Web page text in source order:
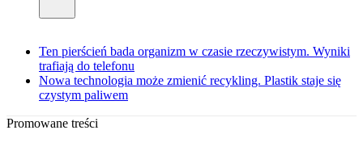
Ten pierścień bada organizm w czasie rzeczywistym. Wyniki
trafiają do telefonu
Nowa technologia może zmienić recykling. Plastik staje się
czystym paliwem
Promowane treści